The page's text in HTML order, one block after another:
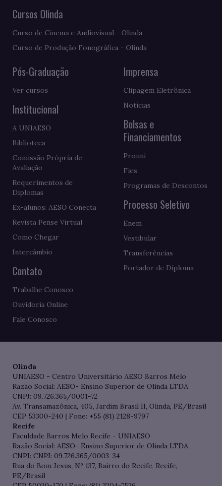
Cursos Olinda
Curso de Cinema e Audiovisual - Olinda
Curso de Produção Fonográfica - Olinda
Pós-Graduação
Ver cursos
Institucional
A UNIAESO
Biblioteca
Comissão Própria de
Avaliação
Requerimentos de
Diplomas
Ex-alunos: AESO Conecta
Revista Pense Virtual
Como Chegar
Intercâmbio
Contato
Trabalhe Conosco
Ouvidoria Online
Fale Conosco
Imprensa
Clipagem Eletrônica
Notícias
Bolsas e
Financiamentos
Prouni
Fies
Programas de Descontos
Processo Seletivo
Enem
Vestibular
Transferências
Portador de Diploma
Olinda
UNIAESO - Centro Universitário AESO Barros Melo
Razão Social: AESO- Ensino Superior de Olinda LTDA
CNPJ: 09.726.365/0001-72
Av. Transamazônica, 405, Jardim Brasil II, Olinda, PE/Brasil
CEP 53300-240 | Fone: +55 (81) 2128-9797
Recife
Faculdade Barros Melo Recife - UNIAESO
Razão Social: AESO- Ensino Superior de Olinda LTDA
CNPJ: CNPJ: 09.726.365/0003-34
Rua do Bom Jesus, Nº 137, Bairro do Recife, Recife,
PE/Brasil